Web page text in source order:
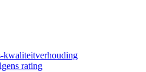
kwaliteitverhouding
rating